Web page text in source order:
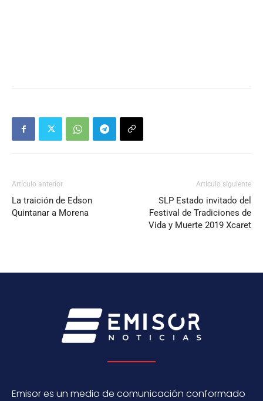
Artículo anterior
La traición de Edson
Quintanar a Morena
Artículo siguiente
SLP Estado invitado del
Festival de Tradiciones de
Vida y Muerte 2019 Xcaret
Emisor es un medio de comunicación conformado